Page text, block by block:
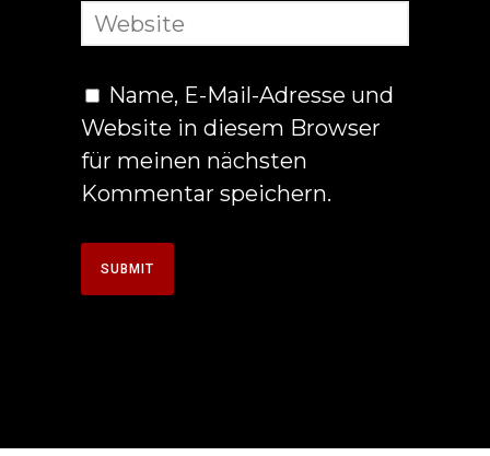
Name, E-Mail-Adresse und
Website in diesem Browser
für meinen nächsten
Kommentar speichern.